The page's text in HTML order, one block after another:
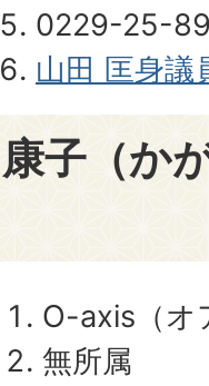
0229-25-
山田 匡身議
子（か
O-axis（オ
無所属